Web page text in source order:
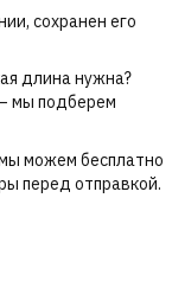
сохранен его
длина нужна?
мы подберем
можем бесплатно
перед отправкой.